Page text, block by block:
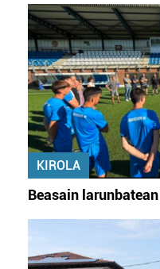
KIROLA
Beasain